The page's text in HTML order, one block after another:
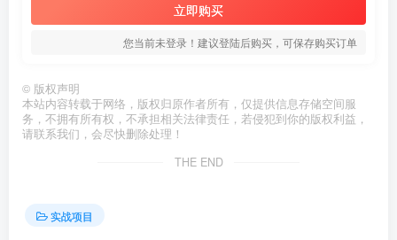
立即购买
您当前未登录！建议登陆后购买，可保存购买订单
© 版权声明
本站内容转载于网络，版权归原作者所有，仅提供信息存储空间服
务，不拥有所有权，不承担相关法律责任，若侵犯到你的版权利益，
请联系我们，会尽快删除处理！
THE END
实战项目